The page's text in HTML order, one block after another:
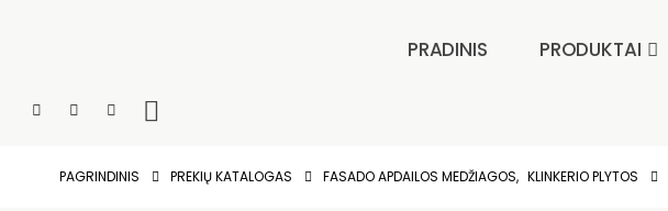
PRADINIS PRODUKTAI
PAGRINDINIS PREKIŲ KATALOGAS FASADO APDAILOS MEDŽIAGOS, KLINKERIO PLYTOS